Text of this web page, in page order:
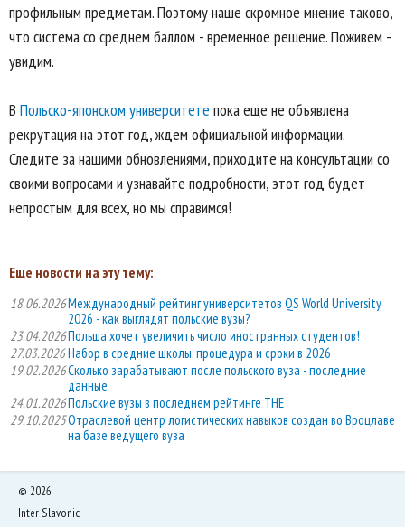
профильным предметам. Поэтому наше скромное мнение таково,
что система со среднем баллом - временное решение. Поживем -
увидим.
В Польско-японском университете пока еще не объявлена
рекрутация на этот год, ждем официальной информации.
Следите за нашими обновлениями, приходите на консультации со
своими вопросами и узнавайте подробности, этот год будет
непростым для всех, но мы справимся!
Еще новости на эту тему:
18.06.2026Международный рейтинг университетов QS World University
2026 - как выглядят польские вузы?
23.04.2026Польша хочет увеличить число иностранных студентов!
27.03.2026Набор в средние школы: процедура и сроки в 2026
19.02.2026Сколько зарабатывают после польского вуза - последние
данные
24.01.2026Польские вузы в последнем рейтинге THE
29.10.2025Отраслевой центр логистических навыков создан во Вроцлаве
на базе ведущего вуза
© 2026
Inter Slavonic